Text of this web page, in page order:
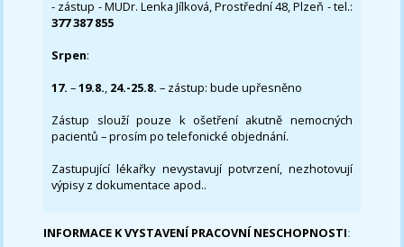
- zástup - MUDr. Lenka Jílková, Prostřední 48, Plzeň - tel.:
377 387 855
Srpen:
17. –19.8., 24.-25.8. – zástup: bude upřesněno
Zástup slouží pouze k ošetření akutně nemocných
pacientů – prosím po telefonické objednání.
Zastupující lékařky nevystavují potvrzení, nezhotovují
výpisy z dokumentace apod..
INFORMACE K VYSTAVENÍ PRACOVNÍ NESCHOPNOSTI: